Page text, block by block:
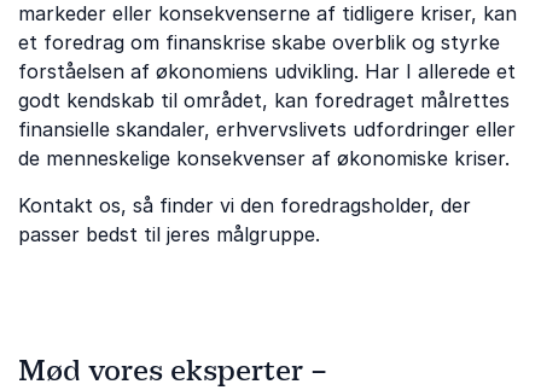
markeder eller konsekvenserne af tidligere kriser, kan
et foredrag om finanskrise skabe overblik og styrke
forståelsen af økonomiens udvikling. Har I allerede et
godt kendskab til området, kan foredraget målrettes
finansielle skandaler, erhvervslivets udfordringer eller
de menneskelige konsekvenser af økonomiske kriser.
Kontakt os, så finder vi den foredragsholder, der
passer bedst til jeres målgruppe.
Mød vores eksperter –